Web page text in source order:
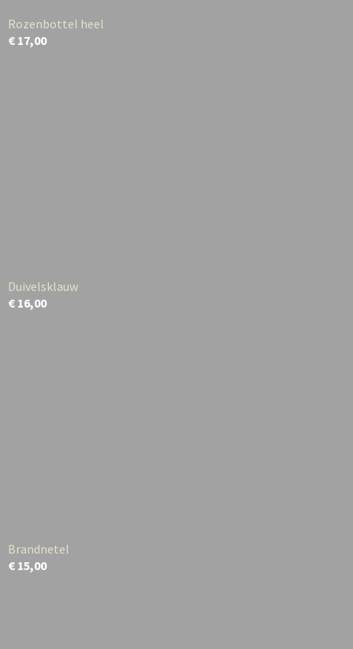
Rozenbottel heel
€ 17,00
Duivelsklauw
€ 16,00
Brandnetel
€ 15,00